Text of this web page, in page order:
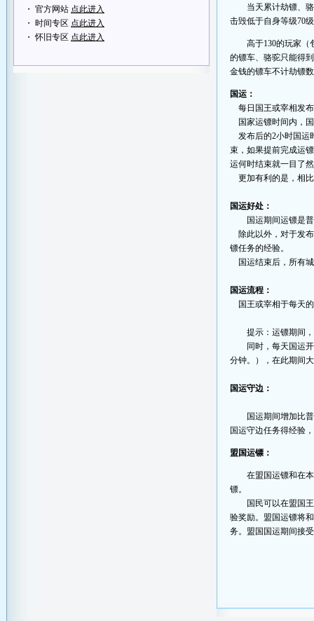
・ 官方网站 点此进入
・ 时间专区 点此进入
・ 怀旧专区 点此进入
当天累计劫镖、
击毁低于自身等级70
高于130的玩家（
的镖车、骆驼只能得
金钱的镖车不计劫镖
国运：
每日国王或宰相发
国家运镖时间内，
发布后的2小时国运
束，如果提前完成运
运何时结束就一目了
更加有利的是，相
国运好处：
国运期间运镖是
除此以外，对于发
镖任务的经验。
国运结束后，所有
国运流程：
国王或宰相于每天的
提示：运镖期间
同时，每天国运
分钟。
），在此期间
国运守边：
国运期间增加比
国运守边任务得经验
盟国运镖：
在盟国运镖和在
镖。
国民可以在盟国
验奖励。盟国运镖将
务。盟国国运期间接